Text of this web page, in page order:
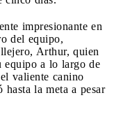
impresionante en
del equipo,
Arthur, quien
equipo a lo largo de
valiente canino
la meta a pesar